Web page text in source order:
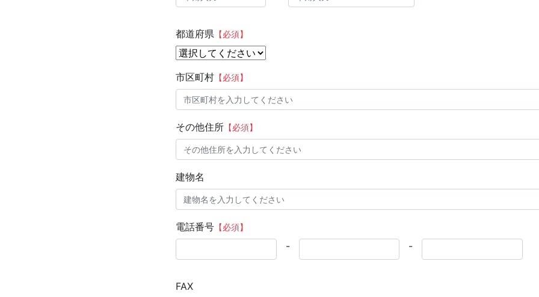
都道府県 【必須】
市区町村 【必須】
その他住所 【必須】
建物名
電話番号 【必須】
- -
FAX